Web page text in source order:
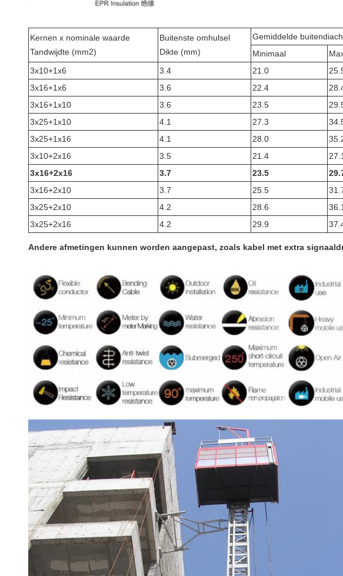
Kernen x nominale waarde
Tandwijdte (mm2)
Buitenste omhulsel
Dikte (mm)
Gemiddelde
Minimaal
3x10+1x6
3.4 21.0
3x16+1x6
3.6 22.4
3x16+1x10
3.6 23.5
3x25+1x10
4.1 27.3
3x25+1x16
4.1 28.0
3x10+2x16
3.5 21.4
27.1
3x16+2x16
3.7 23.5
3x16+2x10
3.7 25.5
3x25+2x10
4.2 28.6
36.1
3x25+2x16
4.2 29.9
Andere afmetingen kunnen worden aangepast, zoals kabel met extra